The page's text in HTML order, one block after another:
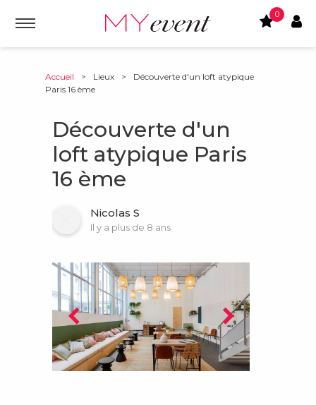
0
Accueil > Lieux >
Découverte d'un loft atypique
Paris 16 ème
Découverte d'un
loft atypique Paris
16 ème
Nicolas S
Il y a plus de 8 ans